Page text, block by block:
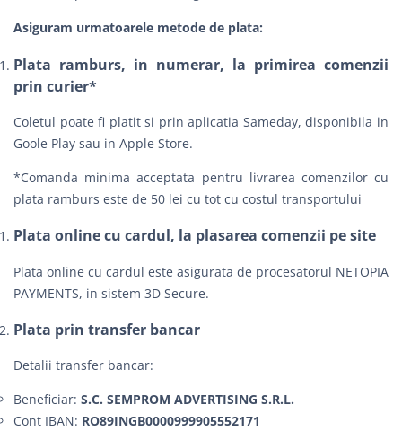
Asiguram urmatoarele metode de plata:
Plata ramburs, in numerar, la primirea comenzii
prin curier*
Coletul poate fi platit si prin aplicatia Sameday, disponibila in
Goole Play sau in Apple Store.
*Comanda minima acceptata pentru livrarea comenzilor cu
plata ramburs este de 50 lei cu tot cu costul transportului
Plata online cu cardul, la plasarea comenzii pe site
Plata online cu cardul este asigurata de procesatorul NETOPIA
PAYMENTS, in sistem 3D Secure.
Plata prin transfer bancar
Detalii transfer bancar:
Beneficiar: S.C. SEMPROM ADVERTISING S.R.L.
Cont IBAN: RO89INGB0000999905552171